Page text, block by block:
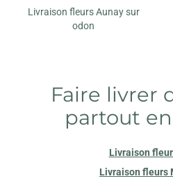
Livraison fleurs Aunay sur
odon
Faire livrer
partout
Livraison
Livraison fleurs